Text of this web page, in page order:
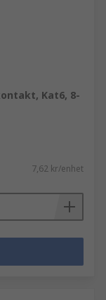
Kat6, 8-
7,62 kr/enhet